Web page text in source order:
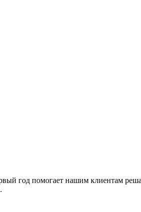
год помогает нашим клиентам